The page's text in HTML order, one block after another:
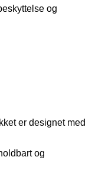
og
er designet med
og